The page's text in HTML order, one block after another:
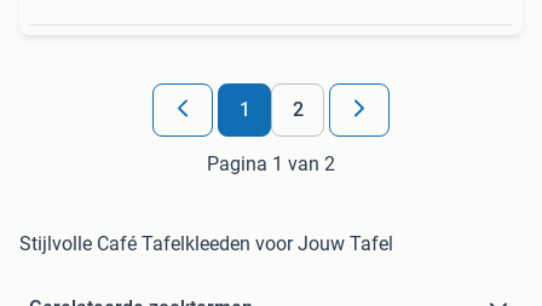
1 2
Pagina 1 van 2
Stijlvolle Café Tafelkleeden voor Jouw Tafel